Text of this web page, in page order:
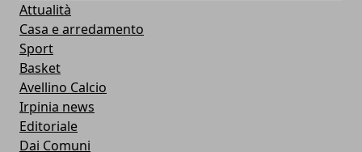
Attualità
Casa e arredamento
Sport
Basket
Avellino Calcio
Irpinia news
Editoriale
Dai Comuni